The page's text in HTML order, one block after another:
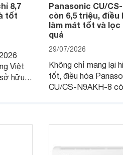
8,7
tốt
Việt
hữu
đại.
Panasonic CU/
còn 6,5 triệu, điều
làm mát tốt và lọc
quả
29/07/2026
Không chỉ mang lại
tốt, điều hòa
CU/CS-N9AKH-8